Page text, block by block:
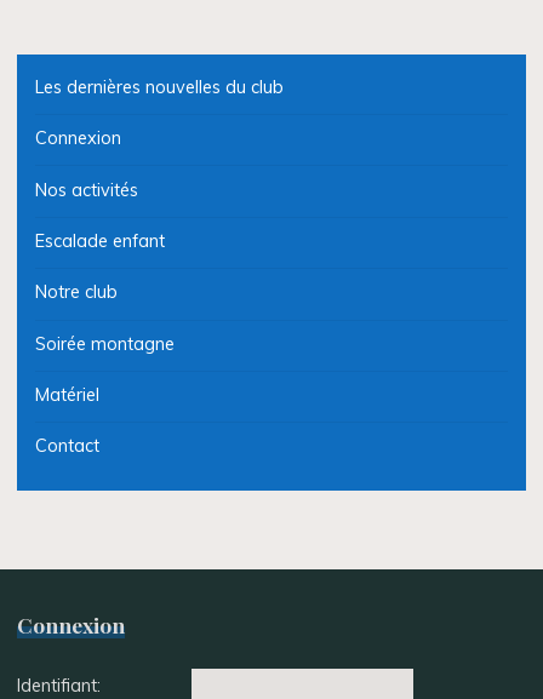
Les dernières nouvelles du club
Connexion
Nos activités
Escalade enfant
Notre club
Soirée montagne
Matériel
Contact
Connexion
Identifiant: